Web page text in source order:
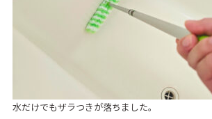
水だけでもザラつきが落ちました。